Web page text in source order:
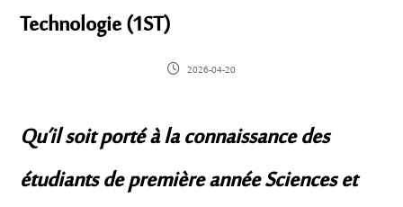
Technologie (1ST)
2026-04-20
Qu’il soit porté à la connaissance des
étudiants de première année Sciences et